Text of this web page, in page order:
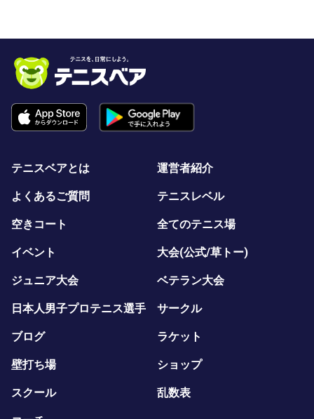
テニスベアとは 運営者紹介
よくあるご質問 テニスレベル
空きコート 全てのテニス場
イベント 大会(公式/草トー)
ジュニア大会 ベテラン大会
日本人男子プロテニス選手 サークル
ブログ ラケット
壁打ち場 ショップ
スクール 乱数表